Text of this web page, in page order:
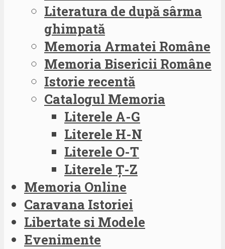
Literatura de după sârma
ghimpată
Memoria Armatei Române
Memoria Bisericii Române
Istorie recentă
Catalogul Memoria
Literele A-G
Literele H-N
Literele O-T
Literele Ț-Z
Memoria Online
Caravana Istoriei
Libertate si Modele
Evenimente